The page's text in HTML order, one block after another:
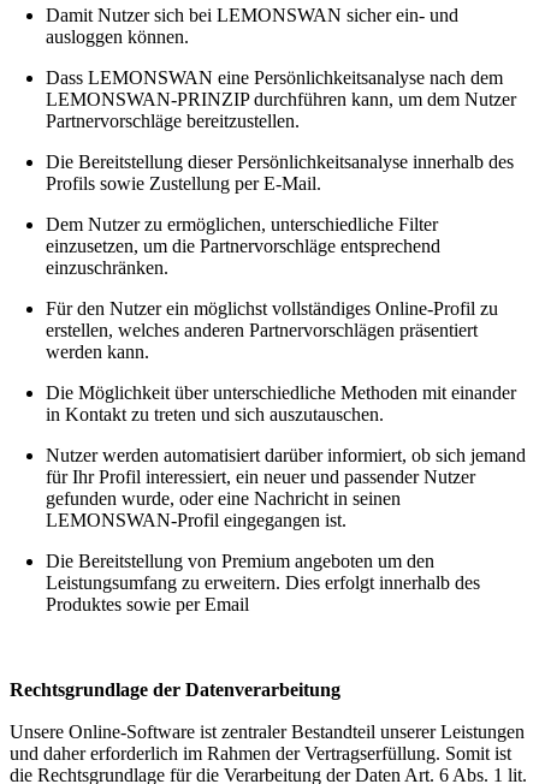
Damit Nutzer sich bei LEMONSWAN sicher ein- und
ausloggen können.
Dass LEMONSWAN eine Persönlichkeitsanalyse nach dem
LEMONSWAN-PRINZIP durchführen kann, um dem Nutzer
Partnervorschläge bereitzustellen.
Die Bereitstellung dieser Persönlichkeitsanalyse innerhalb des
Profils sowie Zustellung per E-Mail.
Dem Nutzer zu ermöglichen, unterschiedliche Filter
einzusetzen, um die Partnervorschläge entsprechend
einzuschränken.
Für den Nutzer ein möglichst vollständiges Online-Profil zu
erstellen, welches anderen Partnervorschlägen präsentiert
werden kann.
Die Möglichkeit über unterschiedliche Methoden mit einander
in Kontakt zu treten und sich auszutauschen.
Nutzer werden automatisiert darüber informiert, ob sich jemand
für Ihr Profil interessiert, ein neuer und passender Nutzer
gefunden wurde, oder eine Nachricht in seinen
LEMONSWAN-Profil eingegangen ist.
Die Bereitstellung von Premium angeboten um den
Leistungsumfang zu erweitern. Dies erfolgt innerhalb des
Produktes sowie per Email
Rechtsgrundlage der Datenverarbeitung
Unsere Online-Software ist zentraler Bestandteil unserer Leistungen
und daher erforderlich im Rahmen der Vertragserfüllung. Somit ist
die Rechtsgrundlage für die Verarbeitung der Daten Art. 6 Abs. 1 lit.